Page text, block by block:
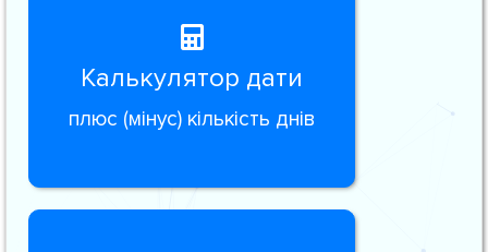
Калькулятор дати
плюс (мінус) кількість днів